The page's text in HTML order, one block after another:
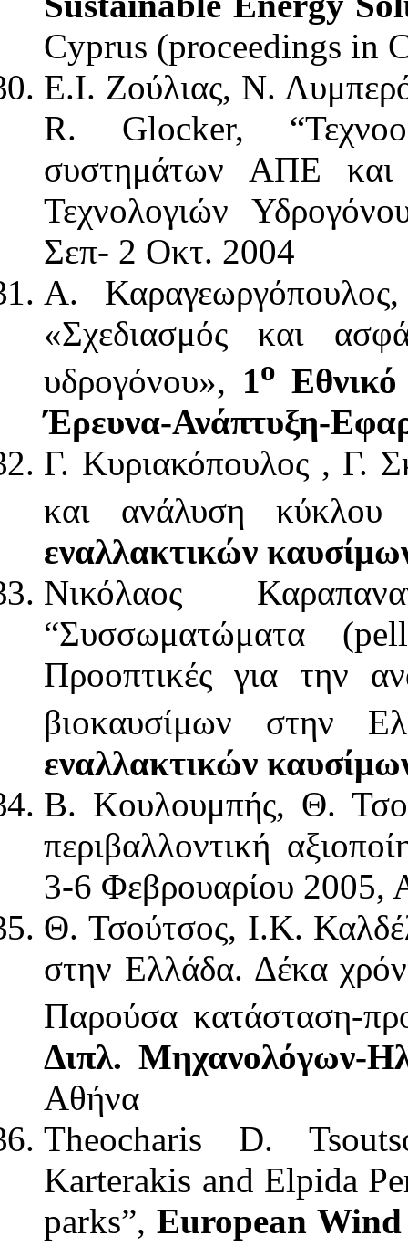
Cyprus (proceedings in
Ε.Ι. Ζούλιας, Ν.
R. Glocker,
συστημάτων ΑΠΕ και
Τεχνολογιών
Σεπ- 2 Οκτ. 2004
Α.
«Σχεδιασμός και
υδρογόνου», 1ο
Έρευνα-Ανάπτυξη-
Γ. Κυριακόπουλος , Γ.
και ανάλυση
εναλλακτικών
Νικόλαος
“Συσσωματώματα
Προοπτικές για την
βιοκαυσίμων στην
εναλλακτικών
Β. Κουλουμπής, Θ.
περιβαλλοντική
3-6 Φεβρουαρίου 2005,
Θ. Τσούτσος, Ι.Κ.
στην Ελλάδα. Δέκα
Παρούσα κατάσταση-
Διπλ. Μηχανολόγων-
Αθήνα
Theocharis D.
Karterakis and Elpida
parks”, European